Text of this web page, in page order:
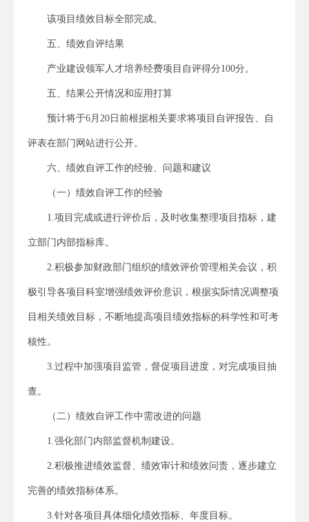
该项目绩效目标全部完成。
五、绩效自评结果
产业建设领军人才培养经费项目自评得分100分。
五、结果公开情况和应用打算
预计将于6月20日前根据相关要求将项目自评报告、自
评表在部门网站进行公开。
六、绩效自评工作的经验、问题和建议
（一）绩效自评工作的经验
1.项目完成或进行评价后，及时收集整理项目指标，建
立部门内部指标库。
2.积极参加财政部门组织的绩效评价管理相关会议，积
极引导各项目科室增强绩效评价意识，根据实际情况调整项
目相关绩效目标，不断地提高项目绩效指标的科学性和可考
核性。
3.过程中加强项目监管，督促项目进度，对完成项目抽
查。
（二）绩效自评工作中需改进的问题
1.强化部门内部监督机制建设。
2.积极推进绩效监督、绩效审计和绩效问责，逐步建立
完善的绩效指标体系。
3.针对各项目具体细化绩效指标、年度目标。